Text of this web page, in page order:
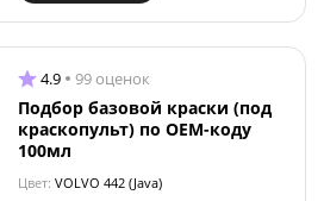
4.9 99 оценок
Подбор базовой краски (под
краскопульт) по OEM-коду
100мл
Цвет: VOLVO 442 (Java)